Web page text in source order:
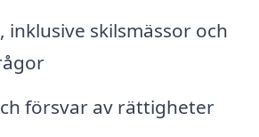
inklusive skilsmässor och
försvar av rättigheter